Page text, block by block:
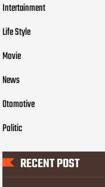
Intertainment
Life Style
Movie
News
Otomotive
Politic
RECENT POST